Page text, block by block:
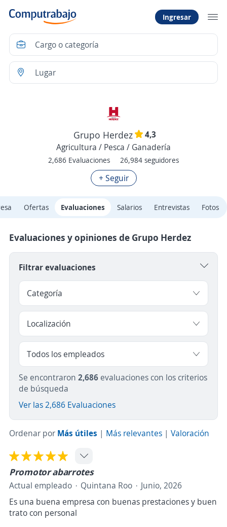
Ingresar
Grupo Herdez
4,3
Agricultura / Pesca / Ganadería
2,686 Evaluaciones 26,984 seguidores
+ Seguir
Ofertas Evaluaciones Salarios Entrevistas Fotos
Evaluaciones y opiniones de Grupo Herdez
Filtrar evaluaciones
Se encontraron 2,686 evaluaciones con los criterios
de búsqueda
Ver las 2,686 Evaluaciones
Ordenar por Más útiles | Más relevantes | Valoración
Promotor abarrotes
Actual empleado Quintana Roo
Junio, 2026
Es una buena empresa con buenas prestaciones y buen
trato con personal